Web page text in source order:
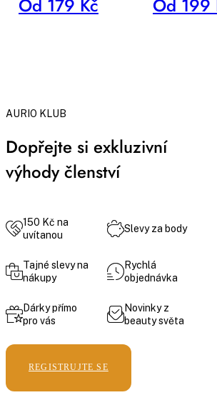
Od 179 Kč Od 199
AURIO KLUB
Dopřejte si exkluzivní
výhody členství
150 Kč na
uvítanou
Slevy za body
Tajné slevy na
nákupy
Rychlá
objednávka
Dárky přímo
pro vás
Novinky z
beauty světa
REGISTRUJTE SE